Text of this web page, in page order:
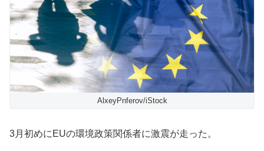
AlxeyPnferov/iStock
3月初めにEUの環境政策関係者に激震が走った。